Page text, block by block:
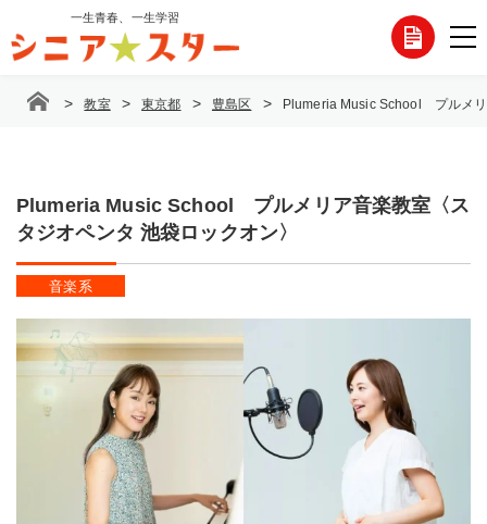
テ
一生青春、一生学習
各
い
> 教室 > 東京都 > 豊島区 > Plumeria Music School プルメ
Plumeria Music School プルメリア音楽教室〈ス
タジオペンタ 池袋ロックオン〉
音楽系